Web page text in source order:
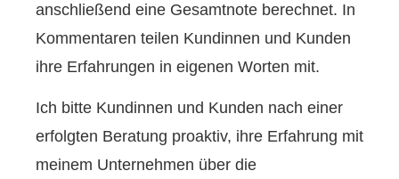
anschließend eine Gesamtnote berechnet. In
Kommentaren teilen Kundinnen und Kunden
ihre Erfahrungen in eigenen Worten mit.
Ich bitte Kundinnen und Kunden nach einer
erfolgten Beratung proaktiv, ihre Erfahrung mit
meinem Unternehmen über die